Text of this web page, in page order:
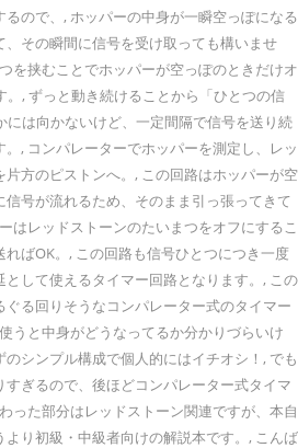
ので、, ホッパーの中身が一瞬空っぽになる
その瞬間に信号を受け取っても構いませ
を挟むことでホッパーが空っぽのときだけオ
。, ずっと動き続けることから「ひとつの信
には向かないけど、一定間隔で信号を送り続
, コンパレーターでホッパーを測定し、レッ
片方のピストンへ。, この回路はホッパーが空
号が流れるため、そのまま引っ張ってきて
はレッドストーンのたいまつをオフにするこ
ばOK。, この回路も信号ひとつにつき一度
して使えるタイマー回路となります。, この
る回りそうなコンパレーター式のタイマー
うと中身がどうなってるか分かりづらいけ
シンプル構成で個人的にはイチオシ！, でも
ぎるので、後ほどコンパレーター式タイマ
った部分はレッドストーン関連ですが、本自
り初級・中級者向けの解説本です。, こんば